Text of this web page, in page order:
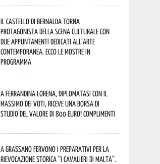
Il Castello di Bernalda torna
protagonista della scena culturale con
due appuntamenti dedicati all’arte
contemporanea. Ecco le mostre in
programma
A Ferrandina Lorena, diplomatasi con il
massimo dei voti, riceve una borsa di
studio del valore di 800 euro! Complimenti
A Grassano fervono i preparativi per la
Rievocazione Storica “I CAVALIERI DI MALTA”.